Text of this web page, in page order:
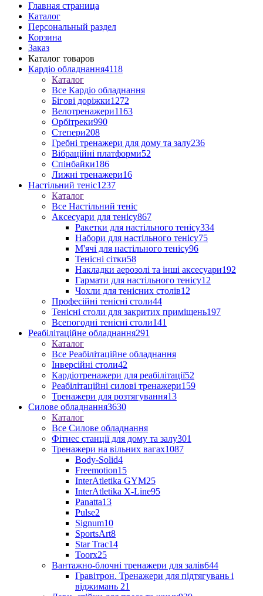
Главная страница
Каталог
Персональный раздел
Корзина
Заказ
Каталог товаров
Кардіо обладнання4118
Каталог
Все Кардіо обладнання
Бігові доріжки1272
Велотренажери1163
Орбітреки990
Степери208
Гребні тренажери для дому та залу236
Вібраційні платформи52
Спінбайки186
Лижні тренажери16
Настільний теніс1237
Каталог
Все Настільний теніс
Аксесуари для тенісу867
Ракетки для настільного тенісу334
Набори для настільного тенісу75
М'ячі для настільного тенісу96
Тенісні сітки58
Накладки аерозолі та інші аксесуари192
Гармати для настільного тенісу12
Чохли для тенісних столів12
Професійні тенісні столи44
Тенісні столи для закритих приміщень197
Всепогодні тенісні столи141
Реабілітаційне обладнання291
Каталог
Все Реабілітаційне обладнання
Інверсійні столи42
Кардіотренажери для реабілітації52
Реабілітаційні силові тренажери159
Тренажери для розтягування13
Силове обладнання3630
Каталог
Все Силове обладнання
Фітнес станції для дому та залу301
Тренажери на вільних вагах1087
Body-Solid4
Freemotion15
InterAtletika GYM25
InterAtletika X-Line95
Panatta13
Pulse2
Signum10
SportsArt8
Star Trac14
Toorx25
Вантажно-блочні тренажери для залів644
Гравітрон. Тренажери для підтягувань і
віджимань 21